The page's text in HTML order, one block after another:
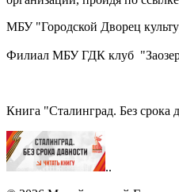
МБУ "Городской Дворец
Филиал МБУ ГДК клуб
Книга "Сталинград. Без срока
..